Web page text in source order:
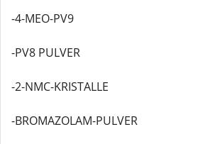
-4-MEO-PV9
-PV8 PULVER
-2-NMC-KRISTALLE
-BROMAZOLAM-PULVER